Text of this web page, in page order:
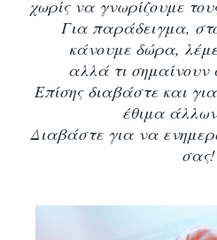
χωρίς να γνωρίζουμε
Για παράδειγμα,
κάνουμε δώρα,
αλλά τι
Επίσης διαβάστε και
έθιμα
Διαβάστε για να
σας!